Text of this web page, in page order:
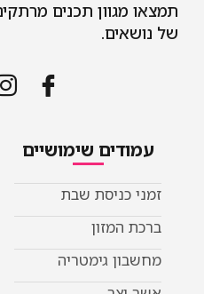
תמצאו מגוון תכנים
של נושאים.
עמודים שימושיים
זמני כניסת שבת
ברכת המזון
מחשבון גימטריה